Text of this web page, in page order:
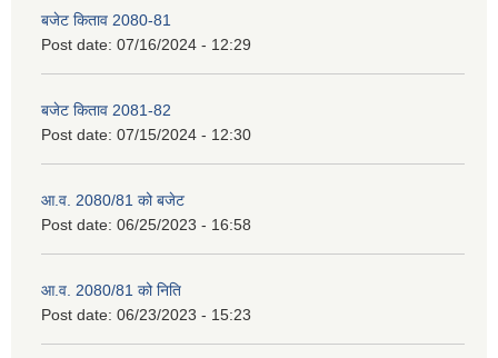
बजेट किताव 2080-81
Post date: 07/16/2024 - 12:29
बजेट किताव 2081-82
Post date: 07/15/2024 - 12:30
आ.व. 2080/81 को बजेट
Post date: 06/25/2023 - 16:58
आ.व. 2080/81 को निति
Post date: 06/23/2023 - 15:23